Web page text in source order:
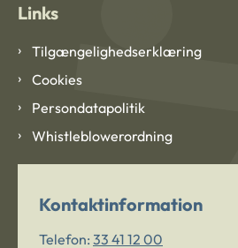
Links
Tilgængelighedserklæring
Cookies
Persondatapolitik
Whistleblowerordning
Kontaktinformation
Telefon: 33 41 12 00